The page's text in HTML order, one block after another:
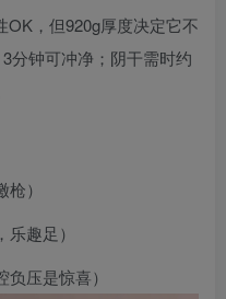
OK，但920g厚度决定它不
分钟可冲净；阴干需时约
）
趣足）
压是惊喜）